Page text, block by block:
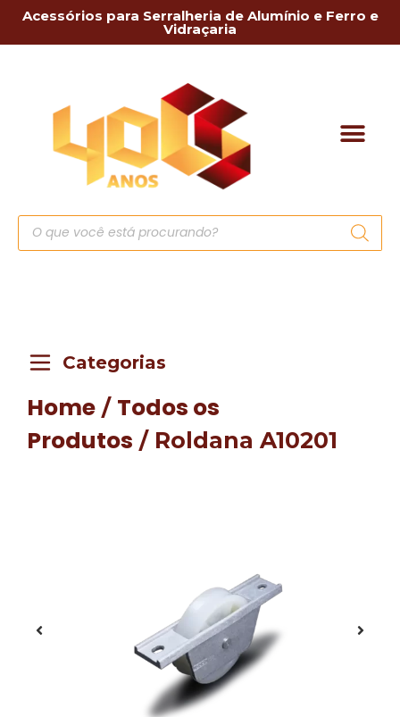
Acessórios para Serralheria de Alumínio e Ferro e
Vidraçaria
Categorias
Home / Todos os
Produtos / Roldana A10201